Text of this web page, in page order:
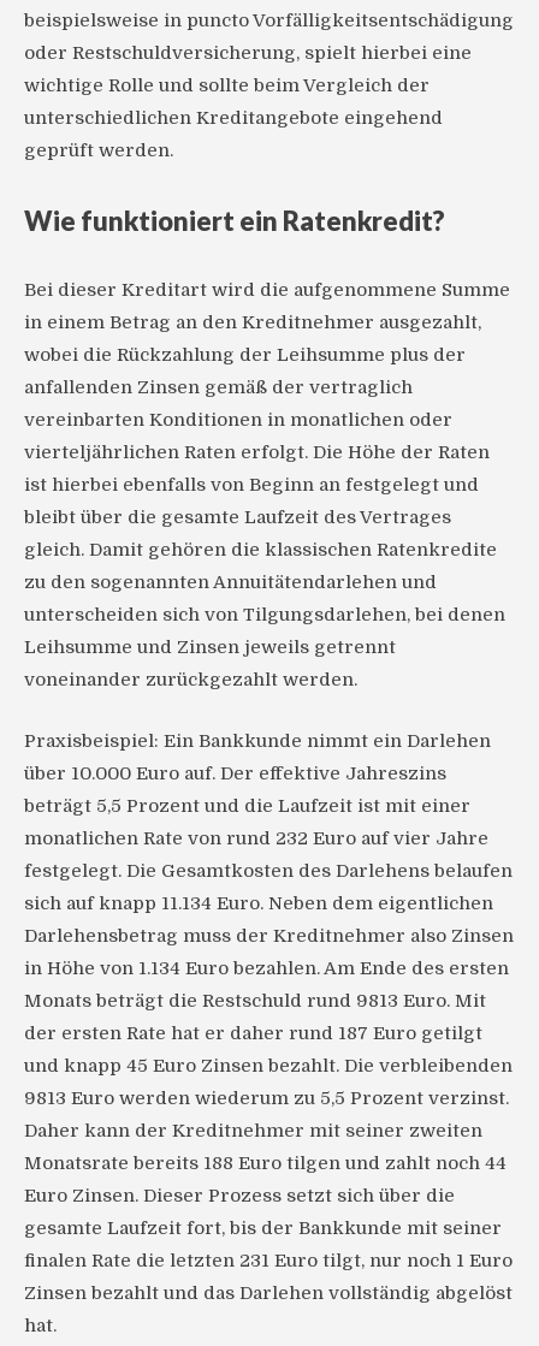
beispielsweise in puncto Vorfälligkeitsentschädigung
oder Restschuldversicherung, spielt hierbei eine
wichtige Rolle und sollte beim Vergleich der
unterschiedlichen Kreditangebote eingehend
geprüft werden.
Wie funktioniert ein Ratenkredit?
Bei dieser Kreditart wird die aufgenommene Summe
in einem Betrag an den Kreditnehmer ausgezahlt,
wobei die Rückzahlung der Leihsumme plus der
anfallenden Zinsen gemäß der vertraglich
vereinbarten Konditionen in monatlichen oder
vierteljährlichen Raten erfolgt. Die Höhe der Raten
ist hierbei ebenfalls von Beginn an festgelegt und
bleibt über die gesamte Laufzeit des Vertrages
gleich. Damit gehören die klassischen Ratenkredite
zu den sogenannten Annuitätendarlehen und
unterscheiden sich von Tilgungsdarlehen, bei denen
Leihsumme und Zinsen jeweils getrennt
voneinander zurückgezahlt werden.
Praxisbeispiel: Ein Bankkunde nimmt ein Darlehen
über 10.000 Euro auf. Der effektive Jahreszins
beträgt 5,5 Prozent und die Laufzeit ist mit einer
monatlichen Rate von rund 232 Euro auf vier Jahre
festgelegt. Die Gesamtkosten des Darlehens belaufen
sich auf knapp 11.134 Euro. Neben dem eigentlichen
Darlehensbetrag muss der Kreditnehmer also Zinsen
in Höhe von 1.134 Euro bezahlen. Am Ende des ersten
Monats beträgt die Restschuld rund 9813 Euro. Mit
der ersten Rate hat er daher rund 187 Euro getilgt
und knapp 45 Euro Zinsen bezahlt. Die verbleibenden
9813 Euro werden wiederum zu 5,5 Prozent verzinst.
Daher kann der Kreditnehmer mit seiner zweiten
Monatsrate bereits 188 Euro tilgen und zahlt noch 44
Euro Zinsen. Dieser Prozess setzt sich über die
gesamte Laufzeit fort, bis der Bankkunde mit seiner
finalen Rate die letzten 231 Euro tilgt, nur noch 1 Euro
Zinsen bezahlt und das Darlehen vollständig abgelöst
hat.